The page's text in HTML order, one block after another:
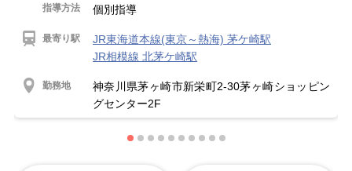
指導方法 個別指導
最寄り駅
JR東海道本線(東京～熱海) 茅ケ崎駅
JR相模線 北茅ケ崎駅
勤務地
神奈川県茅ヶ崎市新栄町2-30茅ヶ崎ショッピン
グセンター2F